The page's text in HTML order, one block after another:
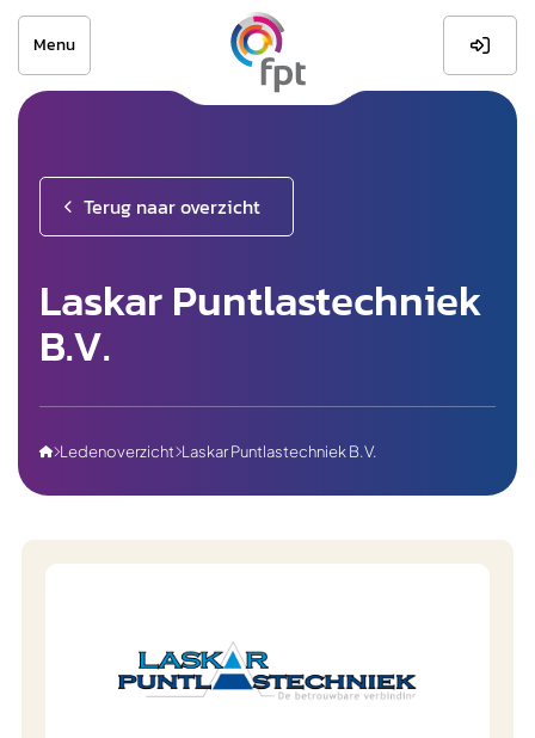
Menu 
Terug naar overzicht
Laskar Puntlastechniek
B.V.
Ledenoverzicht Laskar Puntlastechniek B.V.